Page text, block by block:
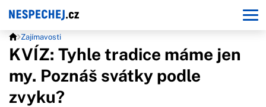
Zajímavosti
KVÍZ: Tyhle tradice máme jen
my. Poznáš svátky podle
zvyku?